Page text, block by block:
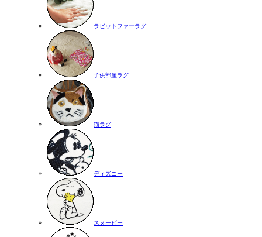
ラビットファーラグ
子供部屋ラグ
猫ラグ
ディズニー
スヌーピー